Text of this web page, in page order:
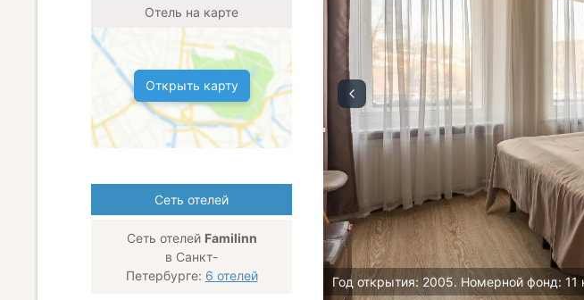
Год открытия: 2005. Номерной фонд: 11
Отель на карте
Открыть карту
Сеть отелей
Сеть отелей Familinn
в Санкт-
Петербурге: 6 отелей